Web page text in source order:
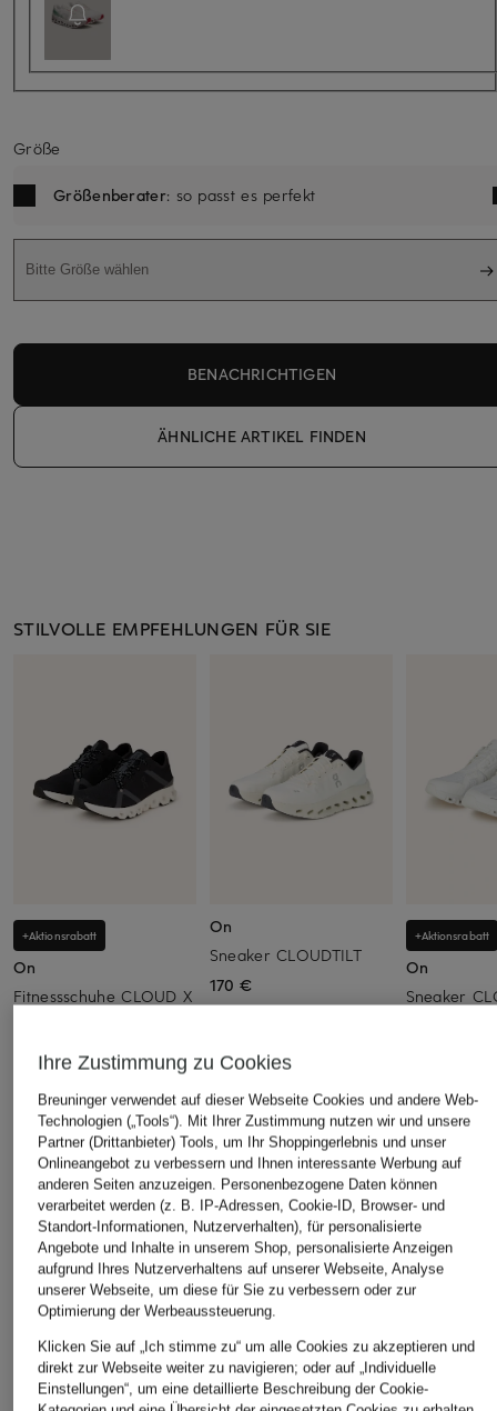
Größe
Größenberater: so passt es perfekt
Bitte Größe wählen
BENACHRICHTIGEN
ÄHNLICHE ARTIKEL FINDEN
STILVOLLE EMPFEHLUNGEN FÜR SIE
+Aktionsrabatt
On
Fitnessschuhe CLOUD X
124,99 €
Ursprünglich:160 €
On
Sneaker CLOUDTILT
170 €
+Aktionsrabatt
On
Sneaker
ÄHNLICHE ARTIKEL ENTDECKEN
Ihre Zustimmung zu Cookies
Breuninger verwendet auf dieser Webseite Cookies und andere Web-
Technologien („Tools“). Mit Ihrer Zustimmung nutzen wir und unsere
Partner (Drittanbieter) Tools, um Ihr Shoppingerlebnis und unser
Onlineangebot zu verbessern und Ihnen interessante Werbung auf
anderen Seiten anzuzeigen. Personenbezogene Daten können
verarbeitet werden (z. B. IP-Adressen, Cookie-ID, Browser- und
Standort-Informationen, Nutzerverhalten), für personalisierte
Angebote und Inhalte in unserem Shop, personalisierte Anzeigen
aufgrund Ihres Nutzerverhaltens auf unserer Webseite, Analyse
unserer Webseite, um diese für Sie zu verbessern oder zur
Optimierung der Werbeaussteuerung.
Klicken Sie auf „Ich stimme zu“ um alle Cookies zu akzeptieren und
direkt zur Webseite weiter zu navigieren; oder auf „Individuelle
Einstellungen“, um eine detaillierte Beschreibung der Cookie-